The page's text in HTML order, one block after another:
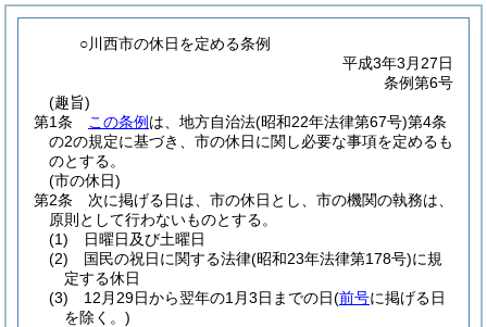
○川西市の休日を定める条例
平成3年3月27日
条例第6号
(趣旨)
第1条
この条例 は、地方自治法(昭和22年法律第67号)第4条
の2の規定に基づき、市の休日に関し必要な事項を定めるも
のとする。
(市の休日)
第2条
次に掲げる日は、市の休日とし、市の機関の執務は、
原則として行わないものとする。
(1)
日曜日及び土曜日
(2)
国民の祝日に関する法律(昭和23年法律第178号)に規
定する休日
(3)
12月29日から翌年の1月3日までの日(前号に掲げる日
を除く。)